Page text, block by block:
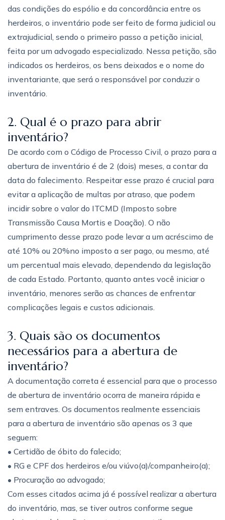
das condições do espólio e da concordância entre os
herdeiros, o inventário pode ser feito de forma judicial ou
extrajudicial, sendo o primeiro passo a petição inicial,
feita por um advogado especializado. Nessa petição, são
indicados os herdeiros, os bens deixados e o nome do
inventariante, que será o responsável por conduzir o
inventário.
2. Qual é o prazo para abrir
inventário?
De acordo com o Código de Processo Civil, o prazo para a
abertura de inventário é de 2 (dois) meses, a contar da
data do falecimento. Respeitar esse prazo é crucial para
evitar a aplicação de multas por atraso, que podem
incidir sobre o valor do ITCMD (Imposto sobre
Transmissão Causa Mortis e Doação). O não
cumprimento desse prazo pode levar a um acréscimo de
até 10% ou 20%no imposto a ser pago, ou mesmo, até
um percentual mais elevado, dependendo da legislação
de cada Estado. Portanto, quanto antes você iniciar o
inventário, menores serão as chances de enfrentar
complicações legais e custos adicionais.
3. Quais são os documentos
necessários para a abertura de
inventário?
A documentação correta é essencial para que o processo
de abertura de inventário ocorra de maneira rápida e
sem entraves. Os documentos realmente essenciais
para a abertura de inventário são apenas os 3 que
seguem:
• Certidão de óbito do falecido;
• RG e CPF dos herdeiros e/ou viúvo(a)/companheiro(a);
• Procuração ao advogado;
Com esses citados acima já é possível realizar a abertura
do inventário, mas, se tiver outros conforme segue